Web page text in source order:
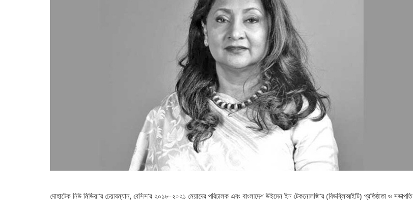
দোহাটেক নিউ মিডিয়া’র চেয়ারম্যান, বেসিস’র ২০১৮-২০২১ মেয়াদের পরিচালক এবং বাংলাদেশ উইমেন ইন টেকনোলজি’র (বিডব্লিআইটি) প্রতিষ্ঠাতা ও সভাপতি